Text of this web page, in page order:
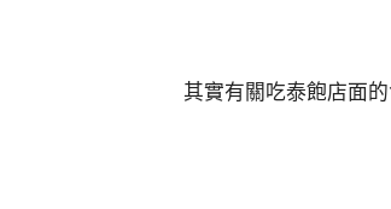
其實有關吃泰飽店面